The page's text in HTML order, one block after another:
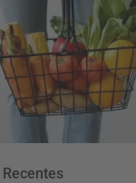
Recentes